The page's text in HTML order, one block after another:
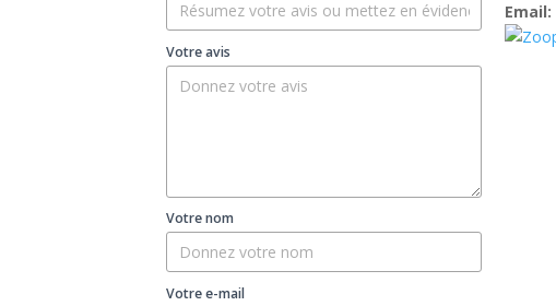
Votre avis
Votre nom
Votre e-mail
Email: